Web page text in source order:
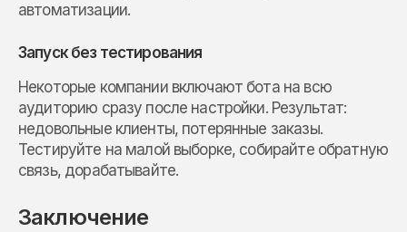
автоматизации.
Запуск без тестирования
Некоторые компании включают бота на всю
аудиторию сразу после настройки. Результат:
недовольные клиенты, потерянные заказы.
Тестируйте на малой выборке, собирайте обратную
связь, дорабатывайте.
Заключение